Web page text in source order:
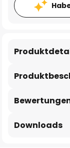
Downloads